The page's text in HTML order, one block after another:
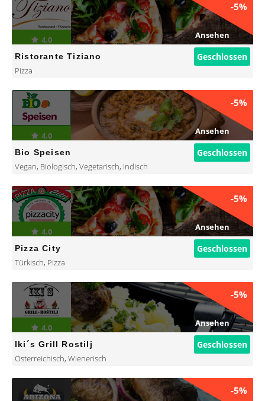
-5%
Ansehen
4.0
Ristorante Tiziano Geschlossen
Pizza
-5%
Ansehen
4.0
Bio Speisen Geschlossen
Vegan, Biologisch, Vegetarisch, Indisch
-5%
Ansehen
4.0
Pizza City Geschlossen
Türkisch, Pizza
-5%
Ansehen
4.0
Iki´s Grill Rostilj Geschlossen
Österreichisch, Wienerisch
-5%